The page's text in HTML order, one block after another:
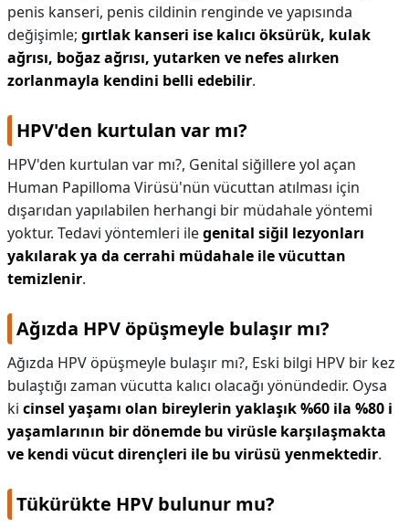
penis kanseri, penis cildinin renginde ve yapısında
değişimle; gırtlak kanseri ise kalıcı öksürük, kulak
ağrısı, boğaz ağrısı, yutarken ve nefes alırken
zorlanmayla kendini belli edebilir.
HPV'den kurtulan var mı?
HPV'den kurtulan var mı?, Genital siğillere yol açan
Human Papilloma Virüsü'nün vücuttan atılması için
dışarıdan yapılabilen herhangi bir müdahale yöntemi
yoktur. Tedavi yöntemleri ilegenital siğil lezyonları
yakılarak ya da cerrahi müdahale ile vücuttan
temizlenir.
Ağızda HPV öpüşmeyle bulaşır mı?
Ağızda HPV öpüşmeyle bulaşır mı?, Eski bilgi HPV bir kez
bulaştığı zaman vücutta kalıcı olacağı yönündedir. Oysa
ki cinsel yaşamı olan bireylerin yaklaşık %60 ila %80 i
yaşamlarının bir dönemde bu virüsle karşılaşmakta
ve kendi vücut dirençleri ile bu virüsü yenmektedir.
Tükürükte HPV bulunur mu?